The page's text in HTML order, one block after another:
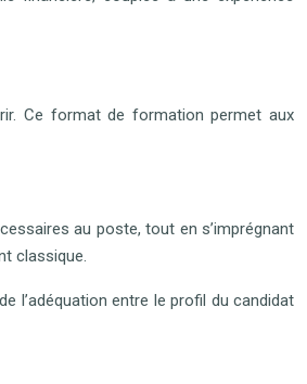
Ce format de formation permet aux
au poste, tout en s’imprégnant
classique.
l’adéquation entre le profil du candidat